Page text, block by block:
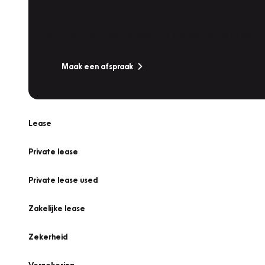
Maak een afspraak
Lease
Private lease
Private lease used
Zakelijke lease
Zekerheid